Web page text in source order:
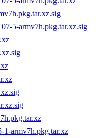
5-armv7h.pkg.tar.xz.sig
1-armv7h.pkg.tar.xz